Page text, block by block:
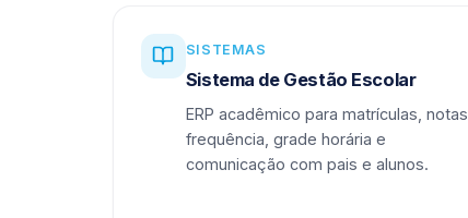
SISTEMAS
Sistema de Gestão Escolar
ERP acadêmico para matrículas, notas,
frequência, grade horária e
comunicação com pais e alunos.